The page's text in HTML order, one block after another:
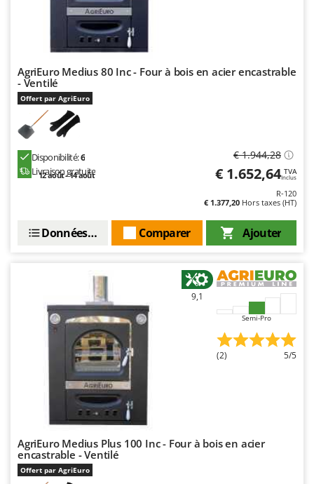
AgriEuro Medius 80 Inc - Four à bois en acier encastrable
- Ventilé
Offert par AgriEuro
Disponibilité:6
Livraison gratuite
12 août - 14 août
€ 1.944,28
€ 1.652,64 TVA
Inclus
R-120
€ 1.377,20 Hors taxes (HT)
Ajouter
Comparer
Données techniques
9,1
Semi-Pro
(2) 5/5
AgriEuro Medius Plus 100 Inc - Four à bois en acier
encastrable - Ventilé
Offert par AgriEuro